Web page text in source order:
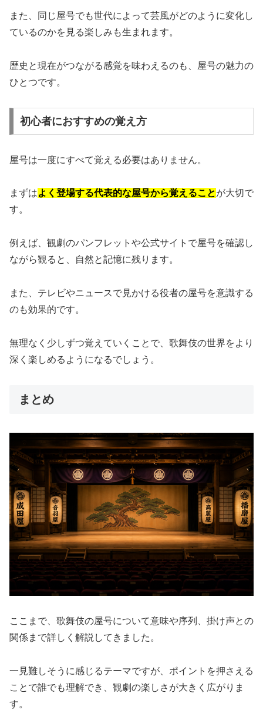
また、同じ屋号でも世代によって芸風がどのように変化し
ているのかを見る楽しみも生まれます。
歴史と現在がつながる感覚を味わえるのも、屋号の魅力の
ひとつです。
初心者におすすめの覚え方
屋号は一度にすべて覚える必要はありません。
まずはよく登場する代表的な屋号から覚えることが大切で
す。
例えば、観劇のパンフレットや公式サイトで屋号を確認し
ながら観ると、自然と記憶に残ります。
また、テレビやニュースで見かける役者の屋号を意識する
のも効果的です。
無理なく少しずつ覚えていくことで、歌舞伎の世界をより
深く楽しめるようになるでしょう。
まとめ
ここまで、歌舞伎の屋号について意味や序列、掛け声との
関係まで詳しく解説してきました。
一見難しそうに感じるテーマですが、ポイントを押さえる
ことで誰でも理解でき、観劇の楽しさが大きく広がりま
す。